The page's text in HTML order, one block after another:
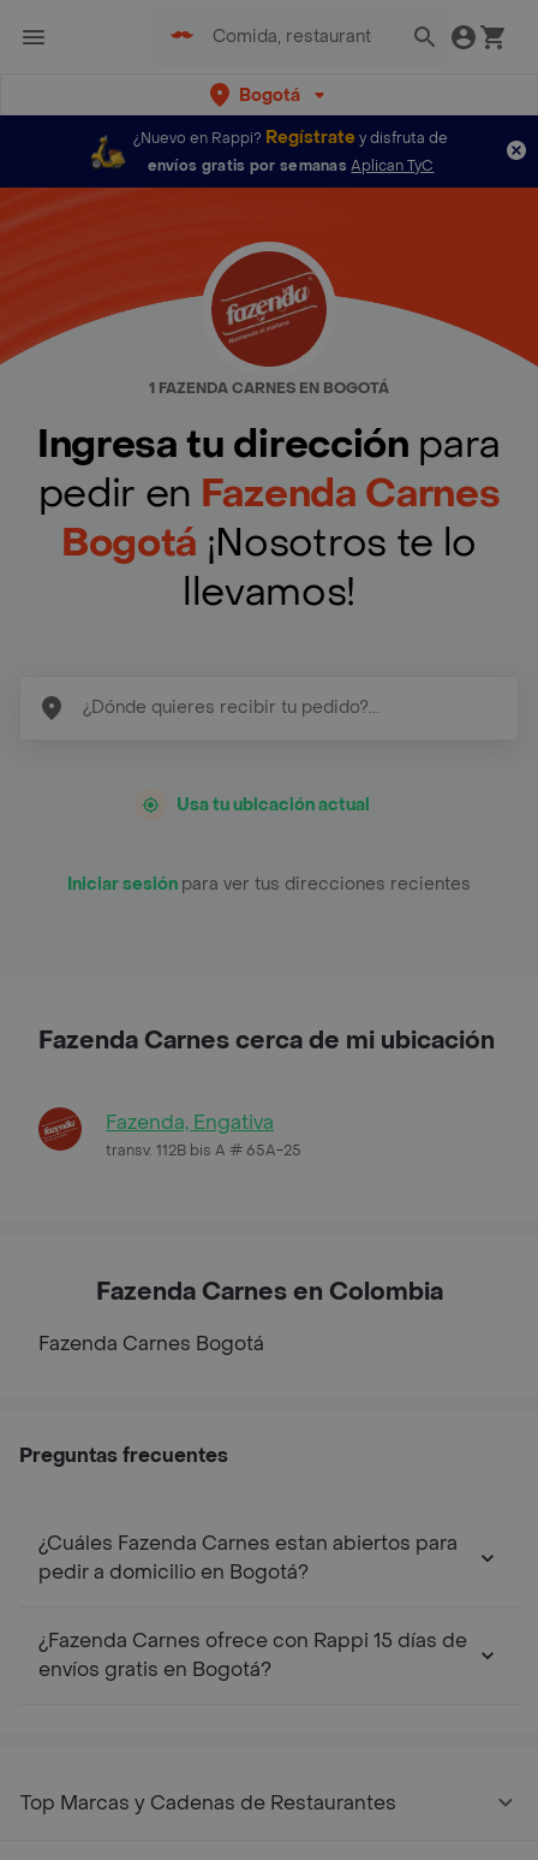
Bogotá
¿Nuevo en Rappi? Regístratey disfruta de
envíos gratis por semanas Aplican TyC
1 FAZENDA CARNES EN BOGOTÁ
Ingresa tu dirección para
pedir en Fazenda Carnes
Bogotá ¡Nosotros te lo
llevamos!
Usa tu ubicación actual
Iniciar sesión para ver tus direcciones recientes
Fazenda Carnes cerca de mi ubicación
Fazenda, Engativa
transv. 112B bis A # 65A-25
Fazenda Carnes en Colombia
Fazenda Carnes Bogotá
Preguntas frecuentes
¿Cuáles Fazenda Carnes estan abiertos para
pedir a domicilio en Bogotá?
¿Fazenda Carnes ofrece con Rappi 15 días de
envíos gratis en Bogotá?
Top Marcas y Cadenas de Restaurantes